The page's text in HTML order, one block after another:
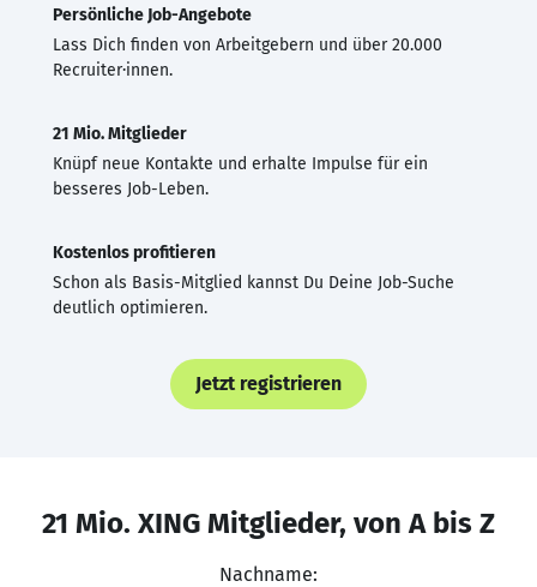
Persönliche Job-Angebote
Lass Dich finden von Arbeitgebern und über 20.000
Recruiter·innen.
21 Mio. Mitglieder
Knüpf neue Kontakte und erhalte Impulse für ein
besseres Job-Leben.
Kostenlos profitieren
Schon als Basis-Mitglied kannst Du Deine Job-Suche
deutlich optimieren.
Jetzt registrieren
21 Mio. XING Mitglieder, von A bis Z
Nachname: